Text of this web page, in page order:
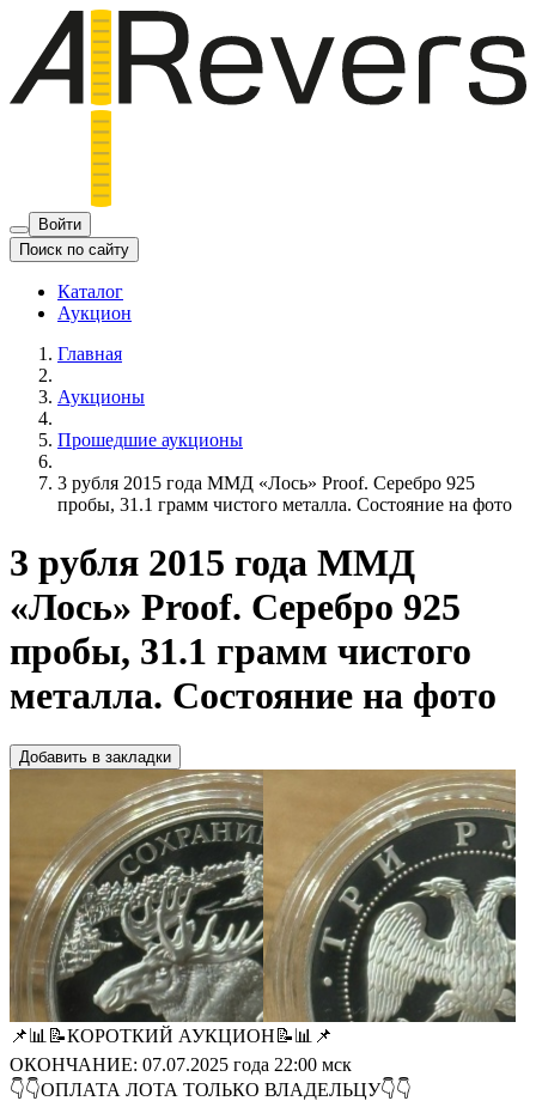
Войти
Поиск по сайту
Каталог
Аукцион
Главная
Аукционы
Прошедшие аукционы
3 рубля 2015 года ММД «Лось» Proof. Серебро 925
пробы, 31.1 грамм чистого металла. Состояние на фото
3 рубля 2015 года ММД
«Лось» Proof. Серебро 925
пробы, 31.1 грамм чистого
металла. Состояние на фото
Добавить в закладки
📌📊📝КОРОТКИЙ АУКЦИОН📝📊📌
ОКОНЧАНИЕ: 07.07.2025 года 22:00 мск
👇👇ОПЛАТА ЛОТА ТОЛЬКО ВЛАДЕЛЬЦУ👇👇